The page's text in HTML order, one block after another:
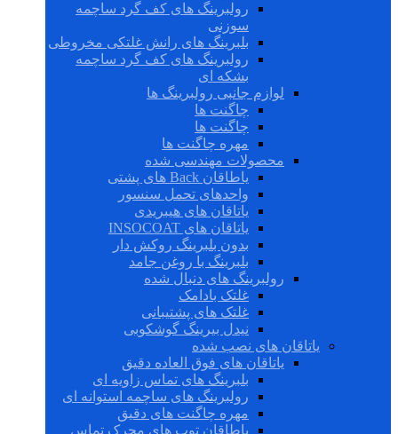
رولبرینگ های کف گرد ساچمه
سوزنی
بلبرینگ های رانش غلتکی مخروطی
رولبرینگ های کف گرد ساچمه
بشکه ای
لوازم جانبی رولبرینگ ها
چاگنت ها
چاگنت ها
مهره چاگنت ها
محصولات مهندسی شده
یاطاقان Back های پشتی
واحدهای تحمل سنسور
یاتاقان های هیبریدی
یاتاقان های INSOCOAT
بدون بلبرینگ روکش دار
بلبرینگ با روغن جامد
رولبرینگ های دنبال شده
غلتک بادامک
غلتک های پشتیبانی
نیدل بیرینگ گوشکوبی
یاتاقان های نصب شده
یاتاقان های فوق العاده دقیق
بلبرینگ های تماس زاویه ای
رولبرینگ های ساچمه استوانه ای
مهره چاگنت های دقیق
یاطاقان توپ های محرک تماس